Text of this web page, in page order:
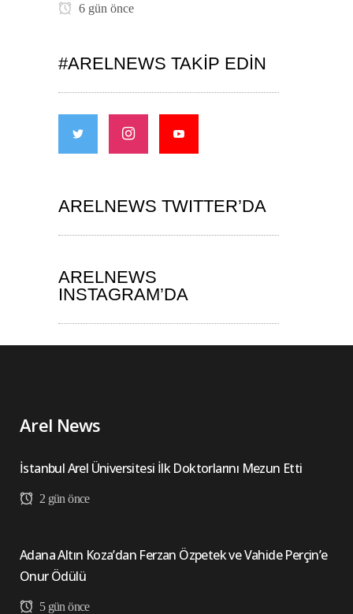
6 gün önce
#ARELNEWS TAKIP EDIN
ARELNEWS TWITTER’DA
ARELNEWS
INSTAGRAM’DA
Arel News
İstanbul Arel Üniversitesi İlk Doktorlarını Mezun Etti
2 gün önce
Adana Altın Koza’dan Ferzan Özpetek ve Vahide Perçin’e
Onur Ödülü
5 gün önce